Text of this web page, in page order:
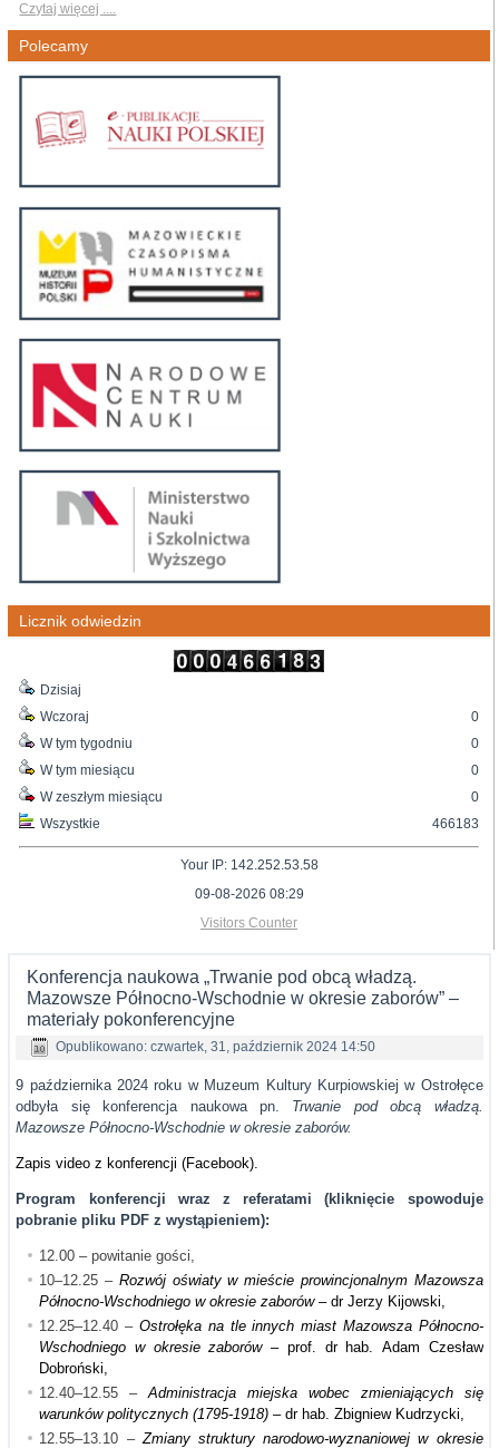
Czytaj więcej ....
Polecamy
Licznik odwiedzin
Dzisiaj
Wczoraj
W tym tygodniu
W tym miesiącu
W zeszłym miesiącu
Wszystkie
0
0
0
0
466183
Your IP: 142.252.53.58
09-08-2026 08:29
Visitors Counter
Konferencja naukowa „Trwanie pod obcą władzą.
Mazowsze Północno-Wschodnie w okresie zaborów” –
materiały pokonferencyjne
Opublikowano: czwartek, 31, październik 2024 14:50
9 października 2024 roku w Muzeum Kultury Kurpiowskiej w Ostrołęce
odbyła się konferencja naukowa pn. Trwanie pod obcą władzą.
Mazowsze Północno-Wschodnie w okresie zaborów.
Zapis video z konferencji (Facebook).
Program konferencji wraz z referatami (kliknięcie spowoduje
pobranie pliku PDF z wystąpieniem):
12.00 – powitanie gości,
10–12.25 – Rozwój oświaty w mieście prowincjonalnym Mazowsza
Północno-Wschodniego w okresie zaborów– dr Jerzy Kijowski,
12.25–12.40 – Ostrołęka na tle innych miast Mazowsza Północno-
Wschodniego w okresie zaborów– prof. dr hab. Adam Czesław
Dobroński,
12.40–12.55 –Administracja miejska wobec zmieniających się
warunków politycznych (1795-1918) – dr hab. Zbigniew Kudrzycki,
12.55–13.10 – Zmiany struktury narodowo-wyznaniowej w okresie